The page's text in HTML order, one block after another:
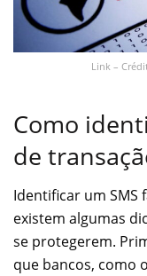
Link –
Como
de
Identificar um SMS
existem algumas
se protegerem.
que bancos, como